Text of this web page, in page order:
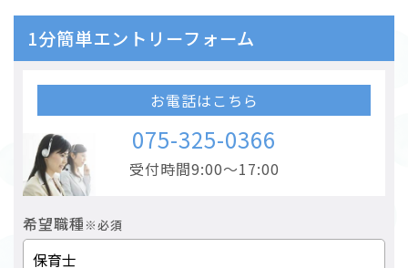
1分簡単エントリーフォーム
お電話はこちら
075-325-0366
受付時間9:00～17:00
希望職種 ※必須